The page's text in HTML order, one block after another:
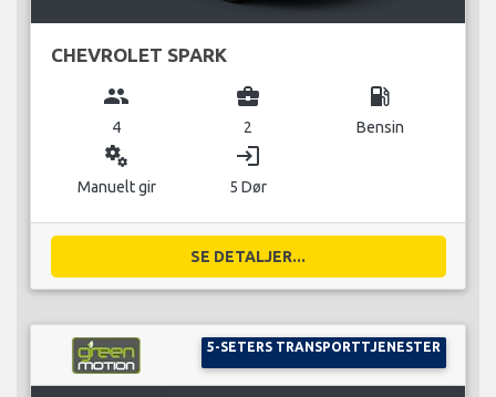
CHEVROLET SPARK
group
4
business_center
2
local_gas_station
Bensin
miscellaneous_services
Manuelt gir
login
5 Dør
SE DETALJER...
5-SETERS TRANSPORTTJENESTER